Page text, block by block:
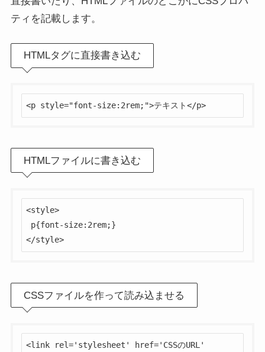
ティを記載します。
HTMLタグに直接書き込む
<p style="font-size:2rem;">テキスト</p>
HTMLファイルに書き込む
<style>
</style>
CSSファイルを作って読み込ませる
<link rel='stylesheet' href='CSSのURL'